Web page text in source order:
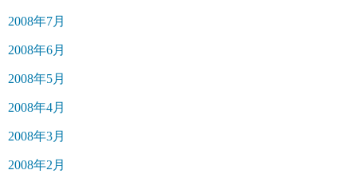
2008年7月
2008年6月
2008年5月
2008年4月
2008年3月
2008年2月